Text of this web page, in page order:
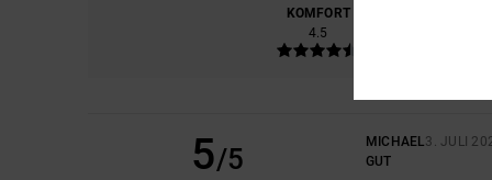
KOMFORT
4.5
5/5
MICHAEL3. JULI
GUT